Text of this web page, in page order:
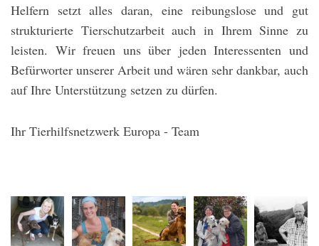
Helfern setzt alles daran, eine reibungslose und gut
strukturierte Tierschutzarbeit auch in Ihrem Sinne zu
leisten. Wir freuen uns über jeden Interessenten und
Befürworter unserer Arbeit und wären sehr dankbar, auch
auf Ihre Unterstützung setzen zu dürfen.
Ihr Tierhilfsnetzwerk Europa - Team